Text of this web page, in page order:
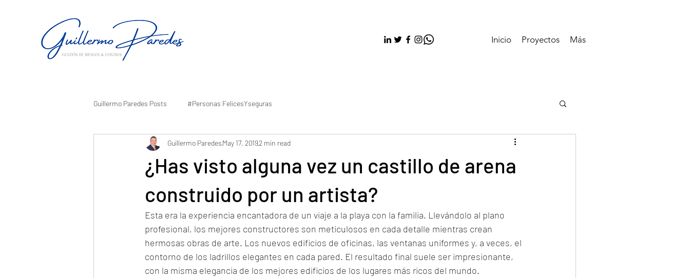
Inicio Proyectos Más
Guillermo Paredes Posts #Personas FelicesYseguras
¿Has visto alguna vez un castillo de arena
construido por un artista?
Guillermo ParedesMay 17, 20192 min read
Esta era la experiencia encantadora de un viaje a la playa con la familia. Llevándolo al plano
profesional, los mejores constructores son meticulosos en cada detalle mientras crean
hermosas obras de arte. Los nuevos edificios de oficinas, las ventanas uniformes y, a veces, el
contorno de los ladrillos elegantes en cada pared. El resultado final suele ser impresionante,
con la misma elegancia de los mejores edificios de los lugares más ricos del mundo.